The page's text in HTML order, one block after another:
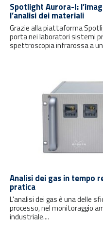
Spotlight Aurora-I:
l’analisi dei materiali
Grazie alla piattaforma
porta nei laboratori sistemi
spettroscopia infrarossa a
Analisi dei gas in tempo
pratica
L'analisi dei gas è una delle
processo, nel monitoraggio
industriale....